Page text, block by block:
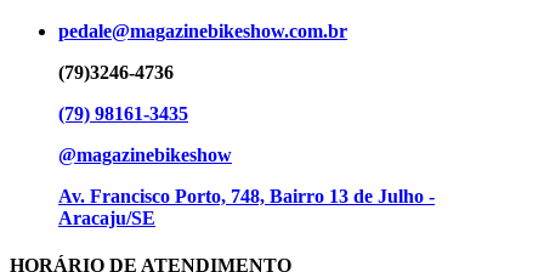
pedale@magazinebikeshow.com.br
(79)3246-4736
(79) 98161-3435
@magazinebikeshow
⁠Av. Francisco Porto, 748, Bairro 13 de Julho -
Aracaju/SE
HORÁRIO DE ATENDIMENTO